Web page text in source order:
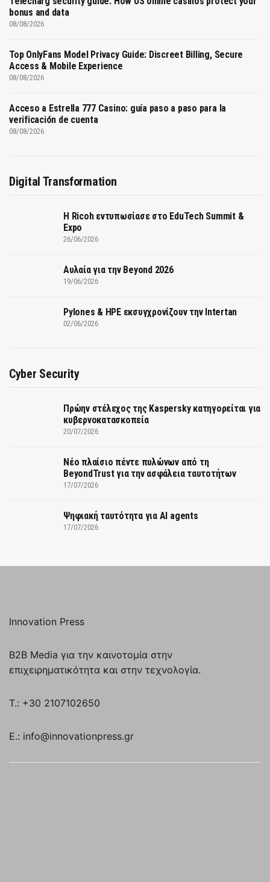
bonus and data
08/08/2026
Top OnlyFans Model Privacy Guide: Discreet Billing, Secure
Access & Mobile Experience
08/08/2026
Acceso a Estrella 777 Casino: guía paso a paso para la
verificación de cuenta
08/08/2026
Digital Transformation
Η Ricoh εντυπωσίασε στο EduTech Summit &
Expo
26/06/2026
Αυλαία για την Beyond 2026
19/06/2026
Pylones & HPE εκσυγχρονίζουν την Intertan
02/06/2026
Cyber Security
Πρώην στέλεχος της Kaspersky κατηγορείται για
κυβερνοκατασκοπεία
20/07/2026
Νέο πλαίσιο πέντε πυλώνων από τη
BeyondTrust για την ασφάλεια ταυτοτήτων
17/07/2026
Ψηφιακή ταυτότητα για AI agents
17/07/2026
Innovation Press
B2B Media για την καινοτομία στην
επιχειρηματικότητα και στην τεχνολογία.
T.: +30 2107102650
E.: info@innovationpress.gr